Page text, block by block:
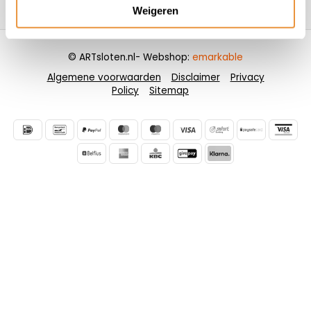
Weigeren
Contactgegevens
Algemene voorwaarden Disclaimer
Privacy
Policy
Sitemap
© ARTsloten.nl- Webshop: emarkable